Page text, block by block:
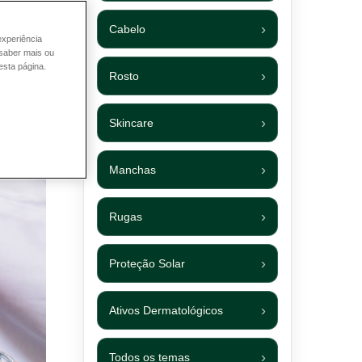
Cabelo
Rosto
Skincare
Manchas
Rugas
Proteção Solar
Ativos Dermatológicos
Todos os temas
mais ou
página.